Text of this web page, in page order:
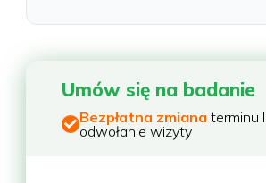
Umów się na badanie
Bezpłatna zmiana terminu
odwołanie wizyty